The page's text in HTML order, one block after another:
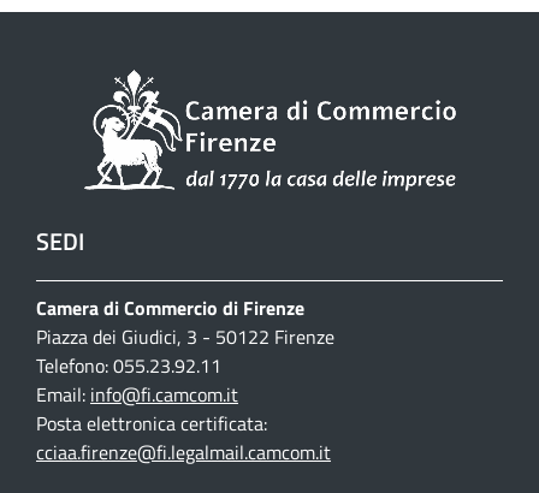
SEDI
Camera di Commercio di Firenze
Piazza dei Giudici, 3 - 50122 Firenze
Telefono: 055.23.92.11
Email: info@fi.camcom.it
Posta elettronica certificata:
cciaa.firenze@fi.legalmail.camcom.it